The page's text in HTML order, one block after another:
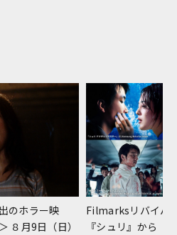
のホラー映
８月9日（日）
Filmarksリバイバ
『シュリ』から『